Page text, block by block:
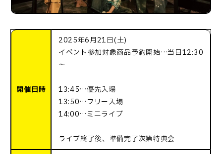
開催日時
2025年6月21日(土)
イベント参加対象商品予約開始…当日12:30
～
13:45…優先入場
13:50…フリー入場
14:00…ミニライブ
ライブ終了後、準備完了次第特典会